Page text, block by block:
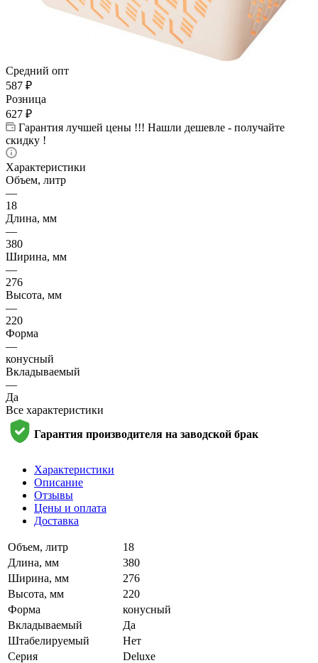
Средний опт
587 ₽
Розница
627 ₽
Гарантия лучшей цены !!! Нашли дешевле - получайте
скидку !
Характеристики
Объем, литр
—
18
Длина, мм
—
380
Ширина, мм
—
276
Высота, мм
—
220
Форма
—
конусный
Вкладываемый
—
Да
Все характеристики
Гарантия производителя на заводской брак
Характеристики
Описание
Отзывы
Цены и оплата
Доставка
Объем, литр
18
Длина, мм
380
Ширина, мм
276
Высота, мм
220
Форма
конусный
Вкладываемый
Да
Штабелируемый
Нет
Серия
Deluxe